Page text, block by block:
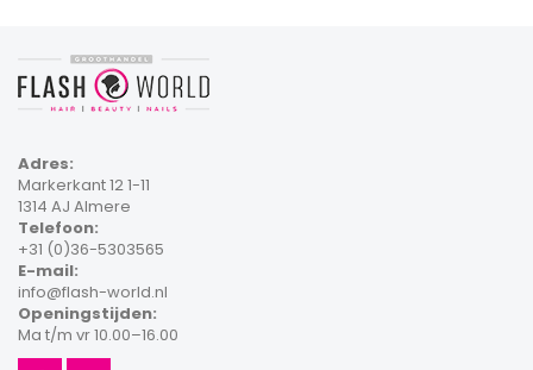
Adres:
Markerkant 12 1-11
1314 AJ Almere
Telefoon:
+31 (0)36-5303565
E-mail:
info@flash-world.nl
Openingstijden:
Ma t/m vr 10.00–16.00